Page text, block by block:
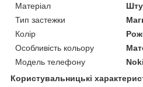
Матеріал
Тип застежки
Колір
Особливість кольору
Модель телефону
Користувальницькі